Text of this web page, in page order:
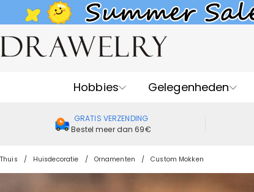
Hobbies Gelegenheden
GRATIS VERZENDING
Bestel meer dan 69€
Thuis Huisdecoratie Ornamenten Custom Mokken